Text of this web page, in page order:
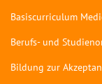
Basiscurriculum
Berufs- und
Bildung zur